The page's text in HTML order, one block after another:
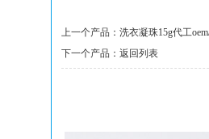
上一个产品： 洗衣凝珠15g代工
下一个产品： 返回列表